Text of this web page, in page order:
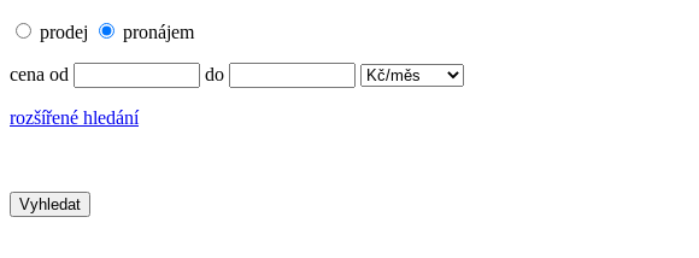
prodej pronájem
cena od do
rozšířené hledání